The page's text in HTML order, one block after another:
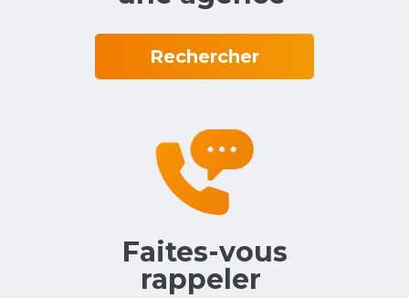
Rechercher
Faites-vous
rappeler‎ ‎